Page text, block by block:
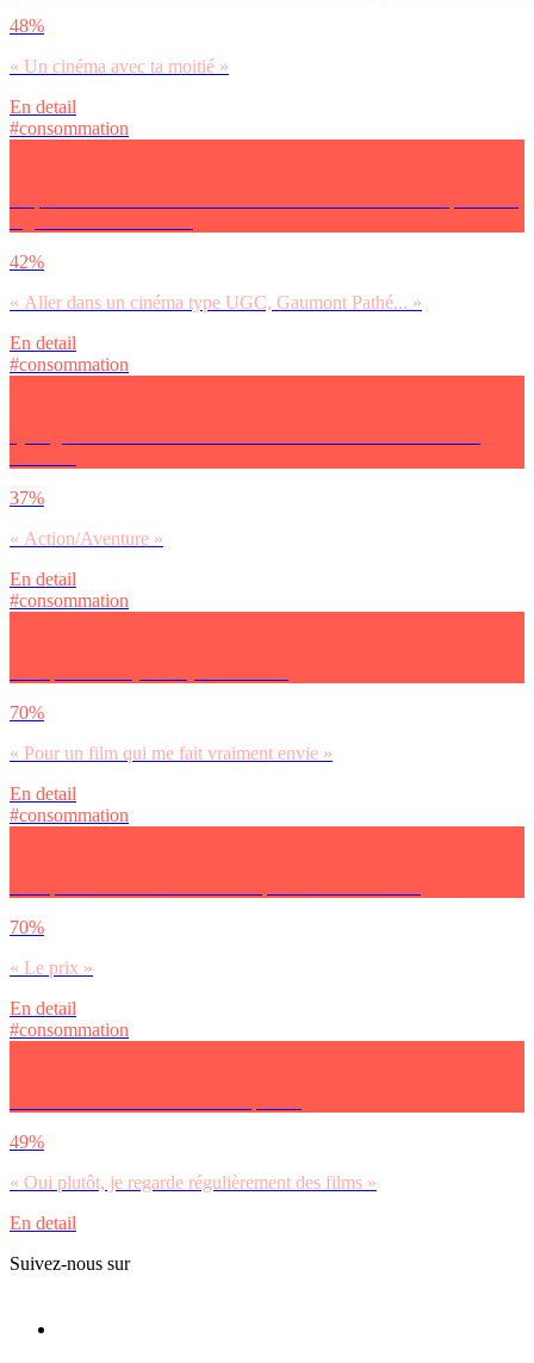
48%
« Un cinéma avec ta moitié »
En detail
#consommation
42%
« Aller dans un cinéma type UGC, Gaumont Pathé... »
En detail
#consommation
37%
« Action/Aventure »
En detail
#consommation
70%
« Pour un film qui me fait vraiment envie »
En detail
#consommation
70%
« Le prix »
En detail
#consommation
49%
« Oui plutôt, je regarde régulièrement des films »
En detail
Suivez-nous sur